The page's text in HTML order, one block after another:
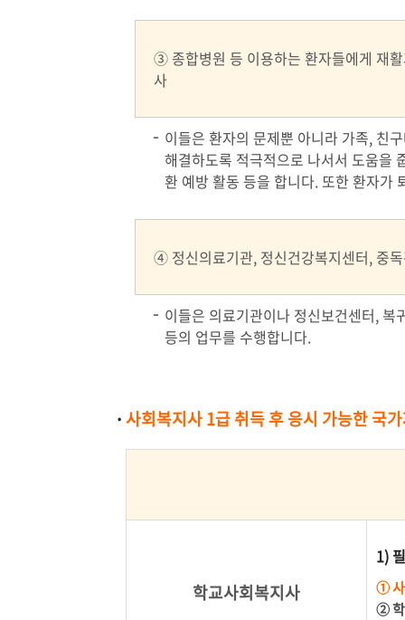
③ 종합병원 등 이용하는 환자들에게 재
사
이들은 환자의 문제뿐 아니라 가족, 친
해결하도록 적극적으로 나서서 도움을
환 예방 활동 등을 합니다. 또한 환자가
④ 정신의료기관, 정신건강복지센터, 중
이들은 의료기관이나 정신보건센터,
등의 업무를 수행합니다.
사회복지사 1급 취득 후 응시 가능한 국
학교사회복지사
1)
① 사
② 학